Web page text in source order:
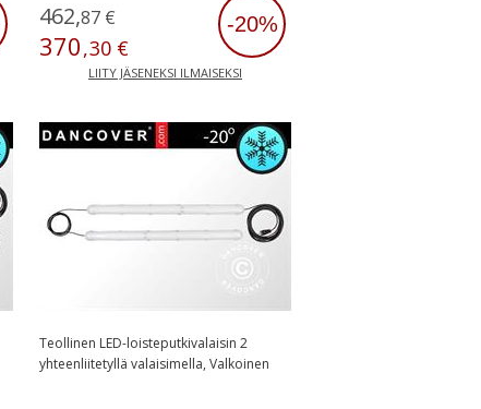
-20%
LIITY JÄSENEKSI ILMAISEKSI
462,87 €
370,30 €
Teollinen LED-loisteputkivalaisin 2
yhteenliitetyllä valaisimella, Valkoinen